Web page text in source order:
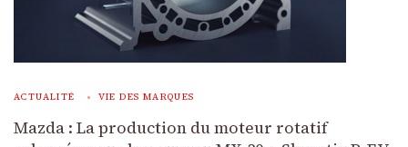
ACTUALITÉ VIE DES MARQUES
Mazda : La production du moteur rotatif